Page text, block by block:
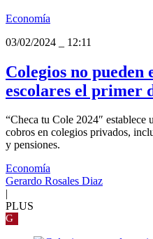
Economía
03/02/2024
12:11
Colegios no
escolares el primer
“Checa tu Cole 2024″ establece
cobros en colegios privados,
y pensiones.
Economía
Gerardo Rosales Diaz
PLUS
G